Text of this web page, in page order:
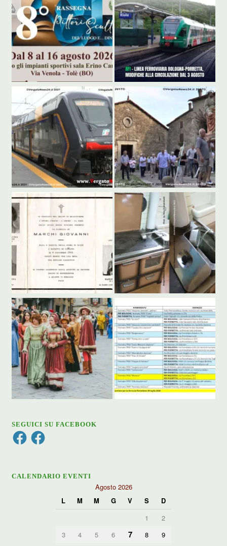
SEGUICI SU FACEBOOK
FacebookFacebook
CALENDARIO EVENTI
Agosto 2026
L
M M G V S
D
1
2
3
4 5 6 7 8
9